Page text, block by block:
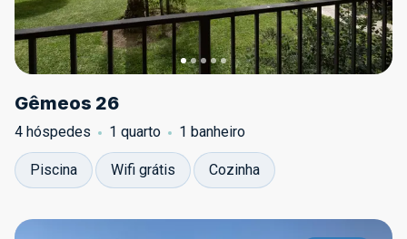
Gêmeos 26
4 hóspedes 1 quarto 1 banheiro
Piscina Wifi grátis Cozinha